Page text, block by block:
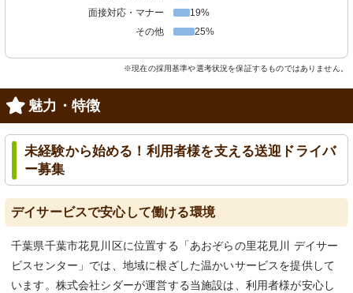
面接対応・マナー
19%
その他
25%
※現在の採用基準や選考状況を保証するものではありません。
魅力・特徴
未経験から始める！利用者様を支える送迎ドライバ
ー募集
デイサービスで安心して働ける環境
千葉県千葉市花見川区に位置する「あおぞらの里花見川 デイサー
ビスセンター」では、地域に根ざした温かいサービスを提供して
います。株式会社シダーが運営する当施設は、利用者様が安心し